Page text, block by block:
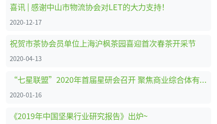
喜讯 | 感谢中山市物流协会对LET的大力支持！
2020-12-17
祝贺市茶协会员单位上海沪枫茶园喜迎首次春茶开采节
2020-04-13
“七星联盟”2020年首届星研会召开 聚焦商业综合体有害生物防治
2020-01-16
《2019年中国坚果行业研究报告》出炉~